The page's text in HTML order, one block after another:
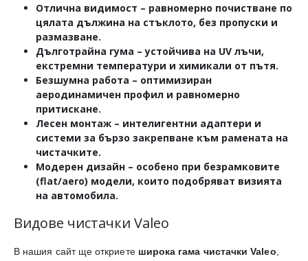
Отлична видимост – равномерно почистване по
цялата дължина на стъклото, без пропуски и
размазване.
Дълготрайна гума – устойчива на UV лъчи,
екстремни температури и химикали от пътя.
Безшумна работа – оптимизиран
аеродинамичен профил и равномерно
притискане.
Лесен монтаж – интелигентни адаптери и
системи за бързо закрепване към рамената на
чистачките.
Модерен дизайн – особено при безрамковите
(flat/aero) модели, които подобряват визията
на автомобила.
Видове чистачки Valeo
В нашия сайт ще откриете широка гама чистачки Valeo